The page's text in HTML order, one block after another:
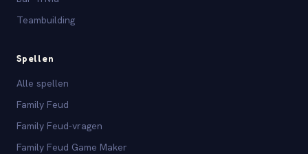
Teambuilding
Spellen
Alle spellen
Family Feud
Family Feud-vragen
Family Feud Game Maker